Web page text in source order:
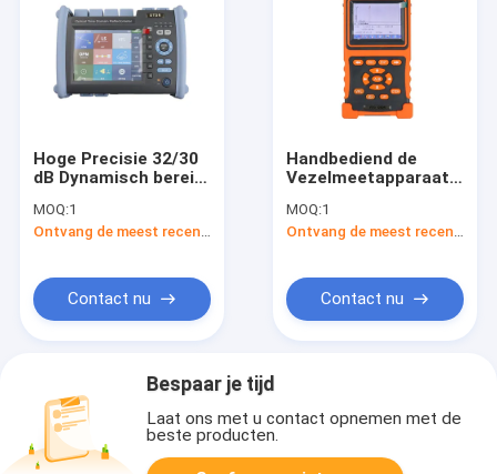
Hoge Precisie 32/30
dB Dynamisch bereik
het de Tijddomein
van 1310/1550 NM de
MOQ:1
Contact nu
Handbediend de
Vezelmeetapparaat
OTDR
MOQ:1
Contact nu
Bespaar je tijd
Laat ons met u contact opnemen met de
beste producten.